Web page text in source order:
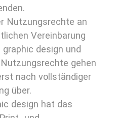
Nutzungsrechte an
Vereinbarung
design und
gehen
nach vollständiger
über.
design hat das